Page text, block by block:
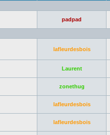
padpad
lafleurdesbois
Laurent
zonethug
lafleurdesbois
lafleurdesbois